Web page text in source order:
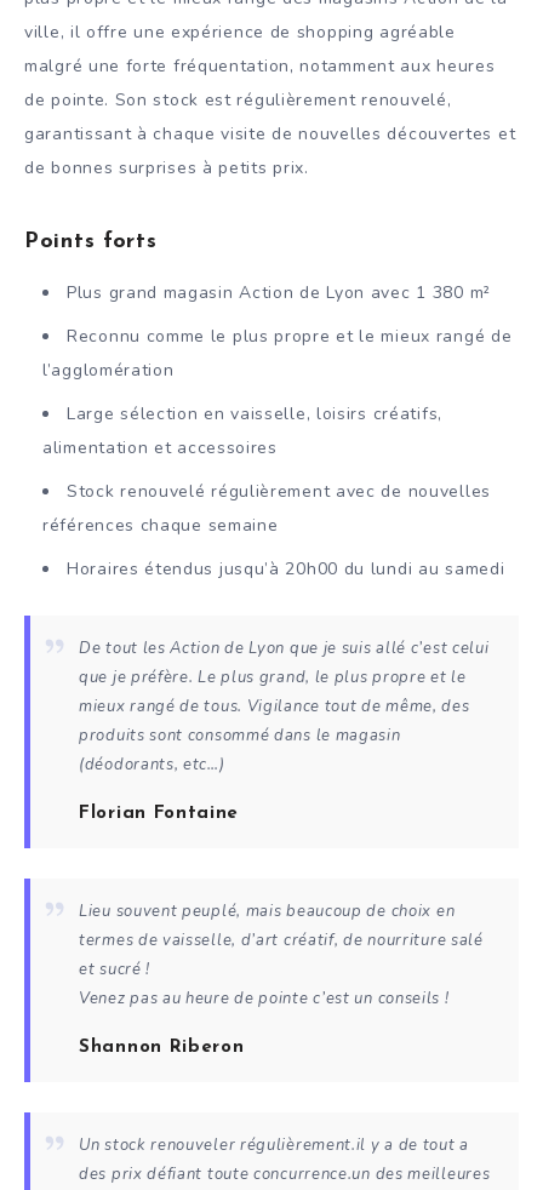
ville, il offre une expérience de shopping agréable
malgré une forte fréquentation, notamment aux heures
de pointe. Son stock est régulièrement renouvelé,
garantissant à chaque visite de nouvelles découvertes et
de bonnes surprises à petits prix.
Points forts
Plus grand magasin Action de Lyon avec 1 380 m²
Reconnu comme le plus propre et le mieux rangé de
l’agglomération
Large sélection en vaisselle, loisirs créatifs,
alimentation et accessoires
Stock renouvelé régulièrement avec de nouvelles
références chaque semaine
Horaires étendus jusqu’à 20h00 du lundi au samedi
De tout les Action de Lyon que je suis allé c’est celui
que je préfère. Le plus grand, le plus propre et le
mieux rangé de tous. Vigilance tout de même, des
produits sont consommé dans le magasin
(déodorants, etc…)
Florian Fontaine
Lieu souvent peuplé, mais beaucoup de choix en
termes de vaisselle, d’art créatif, de nourriture salé
et sucré !
Venez pas au heure de pointe c’est un conseils !
Shannon Riberon
Un stock renouveler régulièrement.il y a de tout a
des prix défiant toute concurrence.un des meilleures